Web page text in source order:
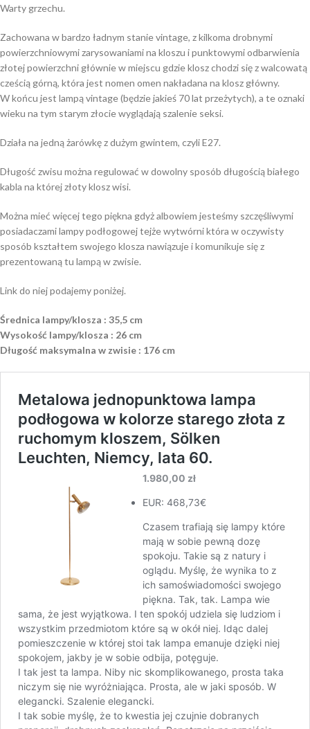
Warty grzechu.
Zachowana w bardzo ładnym stanie vintage, z kilkoma drobnymi
powierzchniowymi zarysowaniami na kloszu i punktowymi odbarwienia
złotej powierzchni głównie w miejscu gdzie klosz chodzi się z walcowatą
cześcią górną, która jest nomen omen nakładana na klosz główny.
W końcu jest lampą vintage (będzie jakieś 70 lat przeżytych), a te oznaki
wieku na tym starym złocie wyglądają szalenie seksi.
Działa na jedną żarówkę z dużym gwintem, czyli E27.
Długość zwisu można regulować w dowolny sposób długością białego
kabla na której złoty klosz wisi.
Można mieć więcej tego piękna gdyż albowiem jesteśmy szczęśliwymi
posiadaczami lampy podłogowej tejże wytwórni która w oczywisty
sposób kształtem swojego klosza nawiązuje i komunikuje się z
prezentowaną tu lampą w zwisie.
Link do niej podajemy poniżej.
Średnica lampy/klosza : 35,5 cm
Wysokość lampy/klosza : 26 cm
Długość maksymalna w zwisie : 176 cm